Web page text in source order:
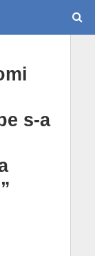
s-a